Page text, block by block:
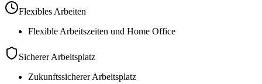
Flexibles Arbeiten
Flexible Arbeitszeiten und Home Office
Sicherer Arbeitsplatz
Zukunftssicherer Arbeitsplatz